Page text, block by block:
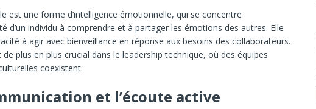
est une forme d’intelligence émotionnelle, qui se concentre
d’un individu à comprendre et à partager les émotions des autres. Elle
à agir avec bienveillance en réponse aux besoins des collaborateurs.
de plus en plus crucial dans le leadership technique, où des équipes
coexistent.
et l’écoute active